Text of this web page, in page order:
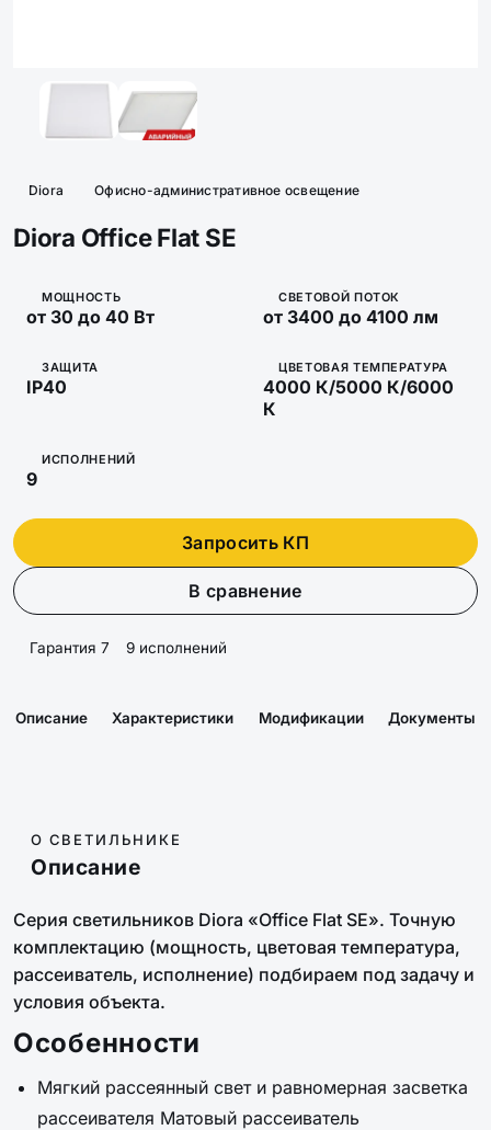
Diora Офисно-административное освещение
Diora Office Flat SE
МОЩНОСТЬ
от 30 до 40 Вт
СВЕТОВОЙ ПОТОК
от 3400 до 4100 лм
ЗАЩИТА
IP40
ЦВЕТОВАЯ ТЕМПЕРАТУРА
4000 К/5000 К/6000
К
ИСПОЛНЕНИЙ
9
Запросить КП
В сравнение
Гарантия 7 9 исполнений
Описание Характеристики Модификации Документы
О СВЕТИЛЬНИКЕ
Описание
Серия светильников Diora «Office Flat SE». Точную
комплектацию (мощность, цветовая температура,
рассеиватель, исполнение) подбираем под задачу и
условия объекта.
Особенности
Мягкий рассеянный свет и равномерная засветка
рассеивателя Матовый рассеиватель